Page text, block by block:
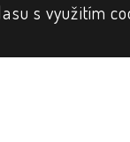
s využitím